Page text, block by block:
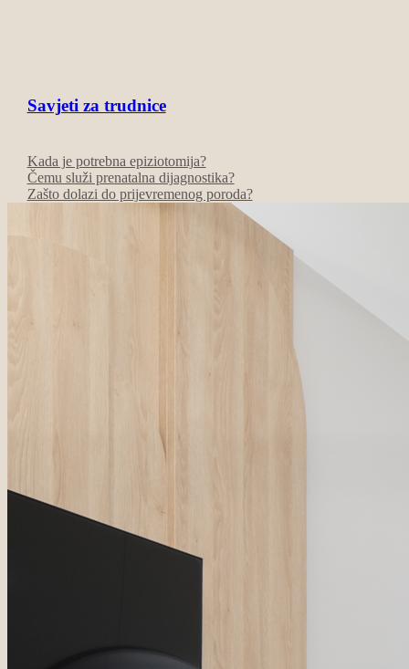
Savjeti za trudnice
Kada je potrebna epiziotomija?
Čemu služi prenatalna dijagnostika?
Zašto dolazi do prijevremenog poroda?